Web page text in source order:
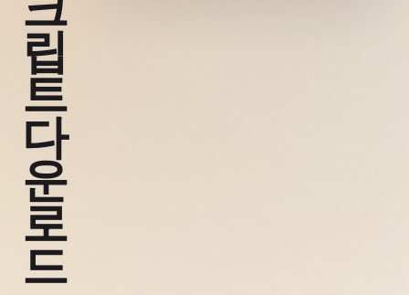
립
트
다
운
로
드